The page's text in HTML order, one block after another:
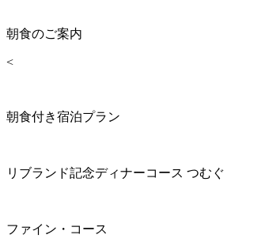
朝食のご案内
<
朝食付き宿泊プラン
リブランド記念ディナーコース つむぐ
ファイン・コース